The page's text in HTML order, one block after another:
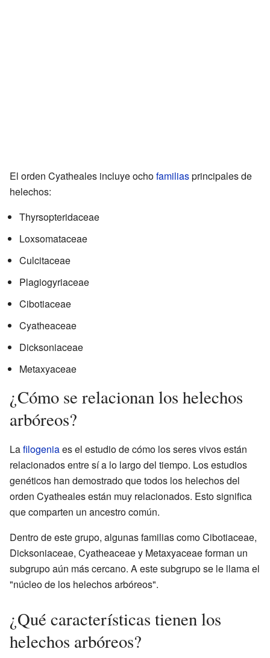
El orden Cyatheales incluye ochofamiliasprincipales de
helechos:
Thyrsopteridaceae
Loxsomataceae
Culcitaceae
Plagiogyriaceae
Cibotiaceae
Cyatheaceae
Dicksoniaceae
Metaxyaceae
¿Cómo se relacionan los helechos
arbóreos?
Lafilogeniaes el estudio de cómo los seres vivos están
relacionados entre sí a lo largo del tiempo. Los estudios
genéticos han demostrado que todos los helechos del
orden Cyatheales están muy relacionados. Esto significa
que comparten un ancestro común.
Dentro de este grupo, algunas familias como Cibotiaceae,
Dicksoniaceae, Cyatheaceae y Metaxyaceae forman un
subgrupo aún más cercano. A este subgrupo se le llama el
"núcleo de los helechos arbóreos".
¿Qué características tienen los
helechos arbóreos?